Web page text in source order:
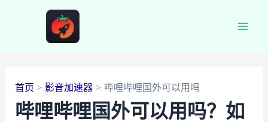
首页 影音加速器 哔哩哔哩国外可以用吗
哔哩哔哩国外可以用吗？如